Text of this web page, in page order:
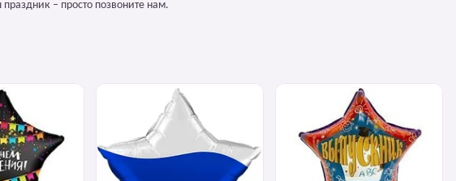
– просто позвоните нам.